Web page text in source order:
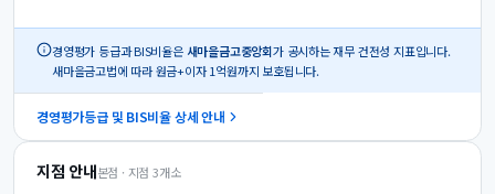
경영평가 등급과 BIS비율은 새마을금고중앙회가 공시하는 재무 건전성 지표입니다.
새마을금고법에 따라 원금+이자 1억원까지 보호됩니다.
경영평가등급 및 BIS비율 상세 안내
지점 안내본점 · 지점 3개소